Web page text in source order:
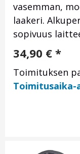
vasemman,
laakeri.
sopivuus
34,90 € *
Toimituksen
Toimitusaika-